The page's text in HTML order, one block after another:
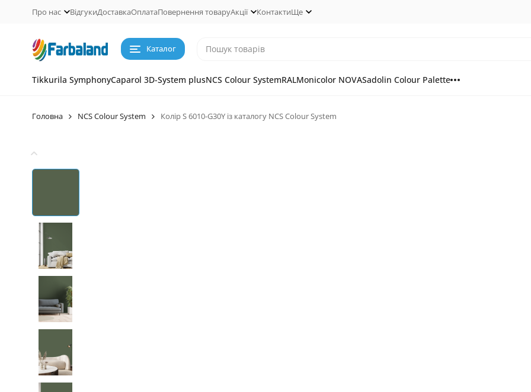
Про нас ВідгукиДоставкаОплатаПовернення товаруАкції КонтактиЩе
Каталог
Tikkurila SymphonyCaparol 3D-System plusNCS Colour SystemRALMonicolor NOVASadolin Colour Palette
Головна NCS Colour System Колір S 6010-G30Y із каталогу NCS Colour System